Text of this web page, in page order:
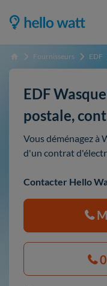
Accueil Fournisseurs EDF
EDF
postale,
Vous déménagez à
d'un contrat
Contacter Hello